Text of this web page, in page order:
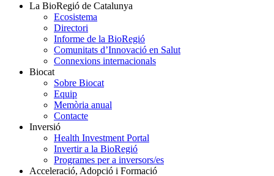
La BioRegió de Catalunya
Ecosistema
Directori
Informe de la BioRegió
Comunitats d’Innovació en Salut
Connexions internacionals
Biocat
Sobre Biocat
Equip
Memòria anual
Contacte
Inversió
Health Investment Portal
Invertir a la BioRegió
Programes per a inversors/es
Acceleració, Adopció i Formació